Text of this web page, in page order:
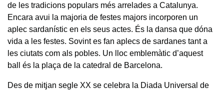
de les tradicions populars més arrelades a Catalunya.
Encara avui la majoria de festes majors incorporen un
aplec sardanístic en els seus actes. És la dansa que dóna
vida a les festes. Sovint es fan aplecs de sardanes tant a
les ciutats com als pobles. Un lloc emblemàtic d’aquest
ball és la plaça de la catedral de Barcelona.
Des de mitjan segle XX se celebra la Diada Universal de